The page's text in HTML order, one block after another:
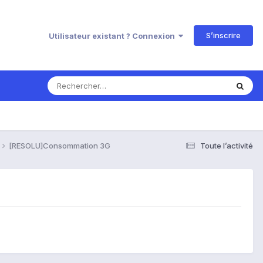
Utilisateur existant ? Connexion S’inscrire
Toute l’activité
[RESOLU]Consommation 3G